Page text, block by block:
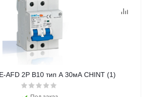
AFD 2P B10 тип A 30мА CHINT (1)